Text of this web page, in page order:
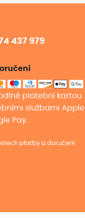
437 979
platební kartou
službami Apple
Pay.
platby a doručení